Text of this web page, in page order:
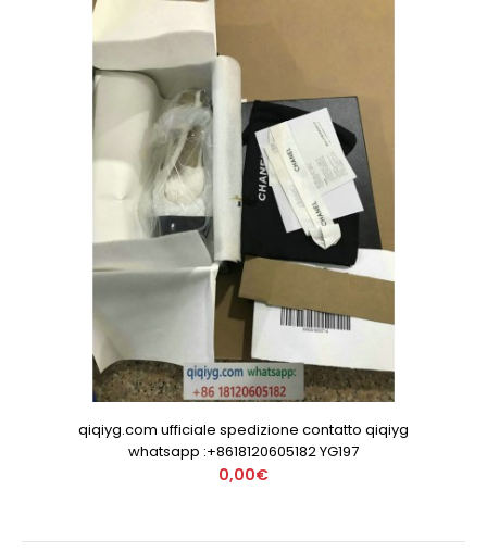
qiqiyg.com ufficiale spedizione contatto qiqiyg
whatsapp :+8618120605182 YG197
0,00€